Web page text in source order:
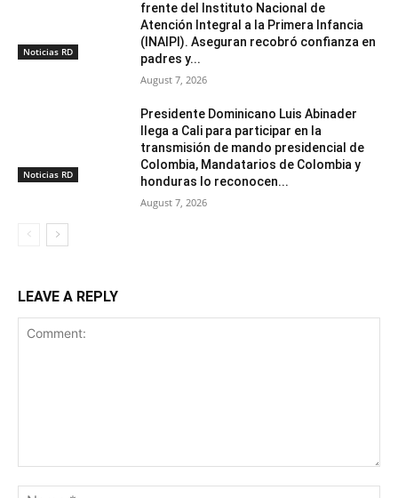
Noticias RD
frente del Instituto Nacional de
Atención Integral a la Primera Infancia
(INAIPI). Aseguran recobró confianza en
padres y...
August 7, 2026
Noticias RD
Presidente Dominicano Luis Abinader
llega a Cali para participar en la
transmisión de mando presidencial de
Colombia, Mandatarios de Colombia y
honduras lo reconocen...
August 7, 2026
LEAVE A REPLY